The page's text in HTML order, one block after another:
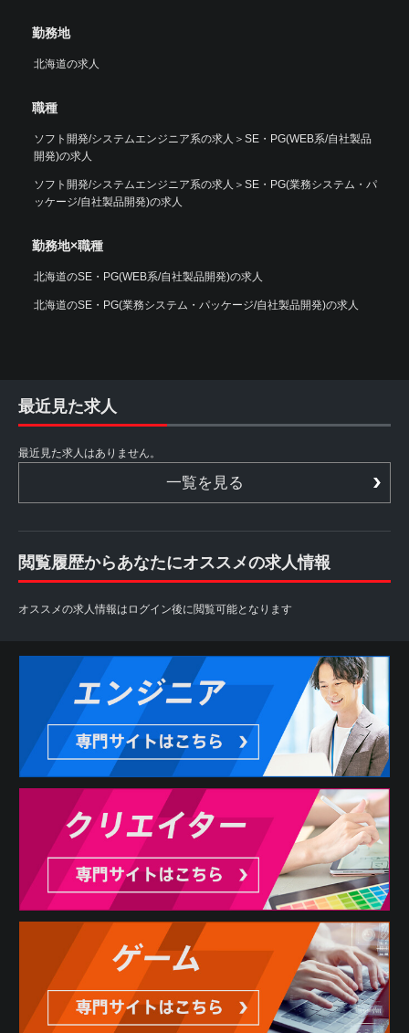
勤務地
北海道の求人
職種
ソフト開発/システムエンジニア系の求人 ＞ SE・PG(WEB系/自社製品
開発)の求人
ソフト開発/システムエンジニア系の求人 ＞ SE・PG(業務システム・パ
ッケージ/自社製品開発)の求人
勤務地×職種
北海道のSE・PG(WEB系/自社製品開発)の求人
北海道のSE・PG(業務システム・パッケージ/自社製品開発)の求人
最近見た求人
最近見た求人はありません。
一覧を見る
閲覧履歴からあなたにオススメの求人情報
オススメの求人情報はログイン後に閲覧可能となります